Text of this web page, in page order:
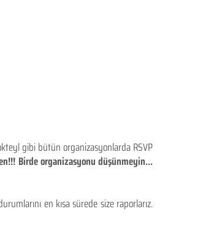
gibi bütün organizasyonlarda RSVP
Birde organizasyonu düşünmeyin...
en kısa sürede size raporlarız.